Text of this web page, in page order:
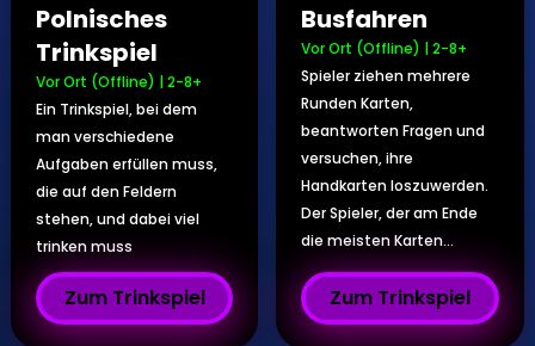
Polnisches
Trinkspiel
Vor Ort (Offline) |2-8+
Ein Trinkspiel, bei dem
man verschiedene
Aufgaben erfüllen muss,
die auf den Feldern
stehen, und dabei viel
trinken muss
Zum Trinkspiel
Busfahren
Vor Ort (Offline) | 2-8+
Spieler ziehen mehrere
Runden Karten,
beantworten Fragen und
versuchen, ihre
Handkarten loszuwerden.
Der Spieler, der am Ende
die meisten Karten...
Zum Trinkspiel